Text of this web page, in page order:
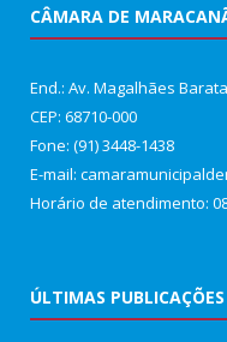
CÂMARA DE
End.: Av. Magalhães
CEP: 68710-000
Fone: (91) 3448-1438
E-mail:
Horário de atendimento:
ÚLTIMAS PUBLICAÇÕES